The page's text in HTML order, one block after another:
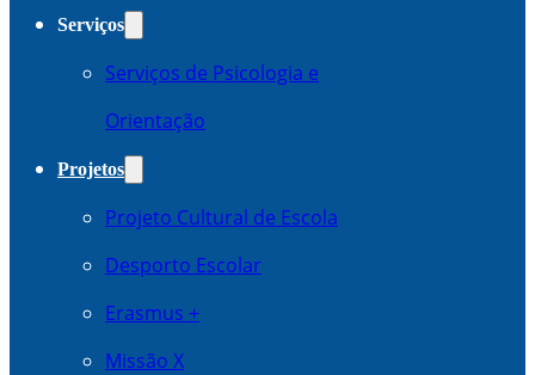
Serviços
Serviços de Psicologia e
Orientação
Projetos
Projeto Cultural de Escola
Desporto Escolar
Erasmus +
Missão X